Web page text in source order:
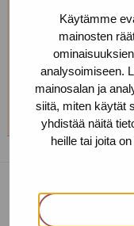
Käytämme
mainosten
analysoimiseen.
mainosalan ja
siitä, miten käytät
yhdistää näitä
heille tai joita
Public Health
+358 40 709
The
language
finnish
The
language
english
The
language
estonia
The
language
russian
Service